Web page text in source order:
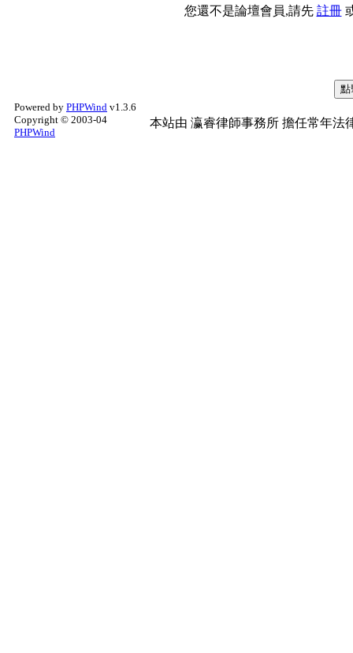
您還不是論壇會員,請先 註冊
Powered by PHPWind v1.3.6
Copyright © 2003-04
PHPWind
本站由 瀛睿律師事務所 擔任常年法